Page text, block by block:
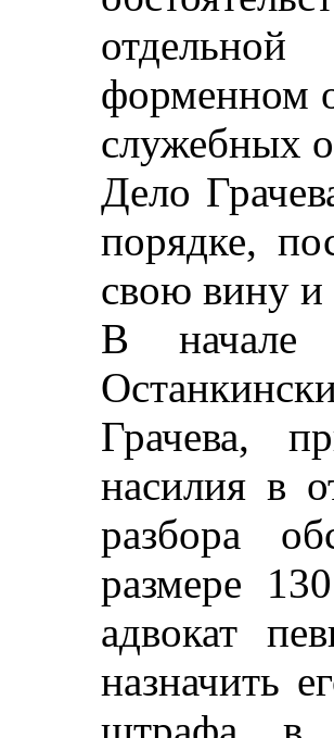
форменном
служебных
Дело
порядке,
свою вину и
В начале
Грачева,
насилия в
разбора
размере
адвокат
назначить